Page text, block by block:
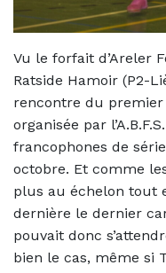
Vu le forfait d’Areler
Ratside Hamoir (P2-
rencontre du
organisée par
francophones de
octobre. Et comme
plus au échelon tout
dernière le dernier
pouvait donc
bien le cas, même si